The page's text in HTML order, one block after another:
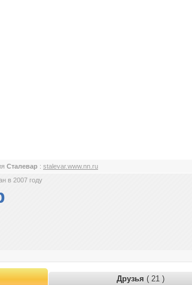
Сталевар : stalevar.www.nn.ru
в 2007 году
Друзья ( 21 )